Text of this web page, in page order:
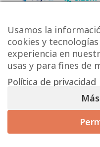
La Casa
Usamos la
cookies y
experiencia en
usas y para fines de
Política de privacidad